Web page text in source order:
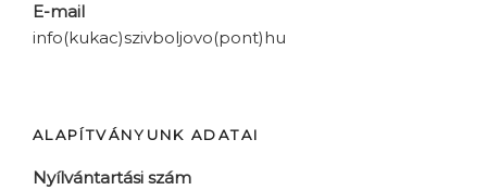
E-mail
info(kukac)szivboljovo(pont)hu
ALAPÍTVÁNYUNK ADATAI
Nyílvántartási szám